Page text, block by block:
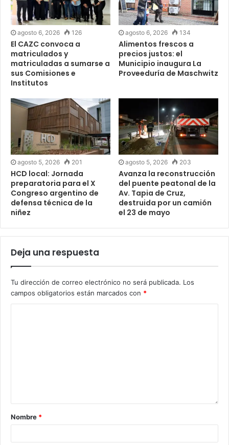
agosto 6, 2026 126
El CAZC convoca a
matriculados y
matriculadas a sumarse a
sus Comisiones e
Institutos
agosto 6, 2026 134
Alimentos frescos a
precios justos: el
Municipio inaugura La
Proveeduría de Maschwitz
agosto 5, 2026 201
HCD local: Jornada
preparatoria para el X
Congreso argentino de
defensa técnica de la
niñez
agosto 5, 2026 203
Avanza la reconstrucción
del puente peatonal de la
Av. Tapia de Cruz,
destruida por un camión
el 23 de mayo
Deja una respuesta
Tu dirección de correo electrónico no será publicada. Los
campos obligatorios están marcados con *
Nombre *